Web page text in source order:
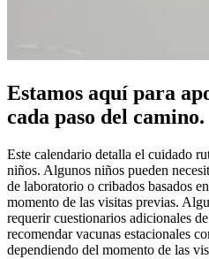
Estamos aquí para
cada paso del camino.
Este calendario detalla el cuidado
niños. Algunos niños pueden
de laboratorio o cribados basados
momento de las visitas previas.
requerir cuestionarios adicionales
recomendar vacunas estacionales
dependiendo del momento de las